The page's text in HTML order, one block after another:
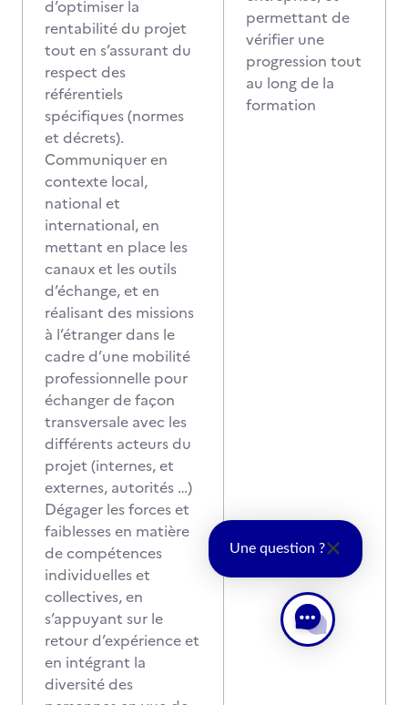
d’optimiser la
rentabilité du projet
tout en s’assurant du
respect des
référentiels
spécifiques (normes
et décrets).
Communiquer en
contexte local,
national et
international, en
mettant en place les
canaux et les outils
d’échange, et en
réalisant des missions
à l’étranger dans le
cadre d’une mobilité
professionnelle pour
échanger de façon
transversale avec les
différents acteurs du
projet (internes, et
externes, autorités …)
Dégager les forces et
faiblesses en matière
de compétences
individuelles et
collectives, en
s’appuyant sur le
retour d’expérience et
en intégrant la
diversité des
permettant de
vérifier une
progression tout
au long de la
formation
Une question ?